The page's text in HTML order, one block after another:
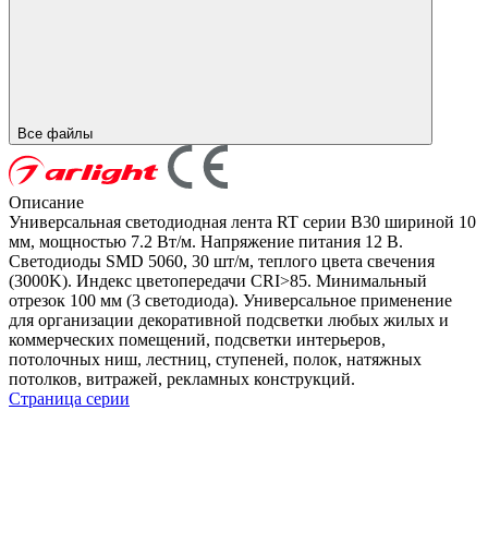
Все файлы
Описание
Универсальная светодиодная лента RT серии B30 шириной 10
мм, мощностью 7.2 Вт/м. Напряжение питания 12 В.
Светодиоды SMD 5060, 30 шт/м, теплого цвета свечения
(3000K). Индекс цветопередачи CRI>85. Минимальный
отрезок 100 мм (3 светодиода). Универсальное применение
для организации декоративной подсветки любых жилых и
коммерческих помещений, подсветки интерьеров,
потолочных ниш, лестниц, ступеней, полок, натяжных
потолков, витражей, рекламных конструкций.
Страница серии